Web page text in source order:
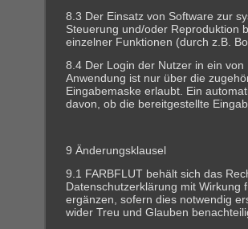
8.3 Der Einsatz von Software zur
Steuerung und/oder Reproduktion
einzelner Funktionen (durch z.B.
8.4 Der Login der Nutzer in ein
Anwendung ist nur über die
Eingabemaske erlaubt. Ein
davon, ob die bereitgestellte
9 Änderungsklausel
9.1 FARBFLUT behält sich das
Datenschutzerklärung mit
ergänzen, sofern dies notwendig
wider Treu und Glauben